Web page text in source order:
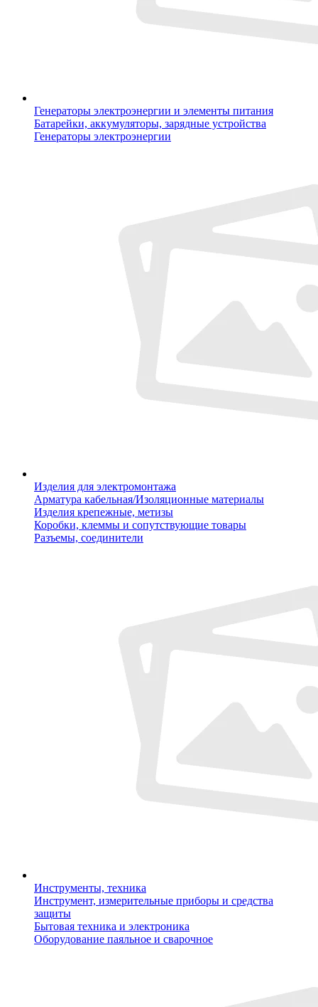
Генераторы электроэнергии и элементы питания
Батарейки, аккумуляторы, зарядные устройства
Генераторы электроэнергии
Изделия для электромонтажа
Арматура кабельная/Изоляционные материалы
Изделия крепежные, метизы
Коробки, клеммы и сопутствующие товары
Разъемы, соединители
Инструменты, техника
Инструмент, измерительные приборы и средства
защиты
Бытовая техника и электроника
Оборудование паяльное и сварочное